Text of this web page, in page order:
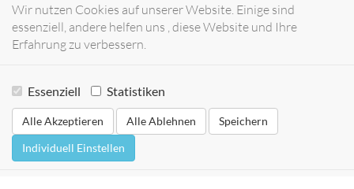
Wir nutzen Cookies auf unserer Website. Einige sind
essenziell, andere helfen uns , diese Website und Ihre
Erfahrung zu verbessern.
Essenziell Statistiken
Alle Akzeptieren Alle Ablehnen
Speichern
Individuell Einstellen